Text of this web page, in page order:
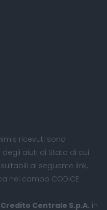
ricevuti sono
aiuti di Stato di cui
al seguente link,
nel campo CODICE
Centrale S.p.A. in